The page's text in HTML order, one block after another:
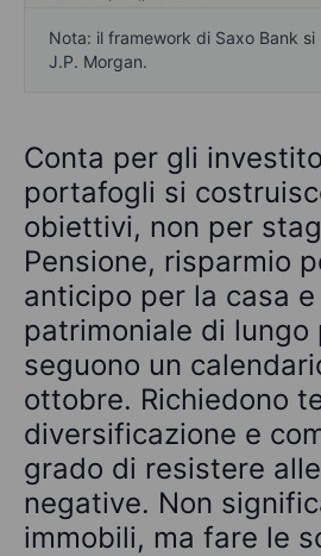
Nota: il framework di Saxo Bank si
J.P. Morgan.
Conta per gli
portafogli si
obiettivi, non per
Pensione, risparmio
anticipo per la casa
patrimoniale di lungo
seguono un
ottobre. Richiedono
diversificazione e
grado di resistere
negative. Non
immobili, ma fare le